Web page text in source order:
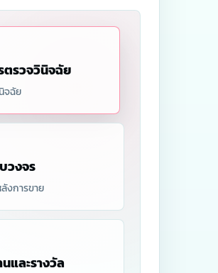
ตรวจวินิจฉัย
จฉัย
วงจร
งการขาย
และรางวัล